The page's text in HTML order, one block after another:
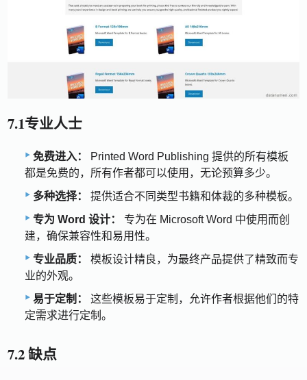
7.1专业人士
免费进入：
Printed Word Publishing 提供的所有模板
都是免费的，所有作者都可以使用，无论预算多少。
多种选择：
提供适合不同类型书籍和体裁的多种模板。
专为 Word 设计：
专为在 Microsoft Word 中使用而创
建，确保兼容性和易用性。
专业品质：
模板设计精良，为最终产品提供了精致而专
业的外观。
易于定制：
这些模板易于定制，允许作者根据他们的特
定需求进行定制。
7.2 缺点